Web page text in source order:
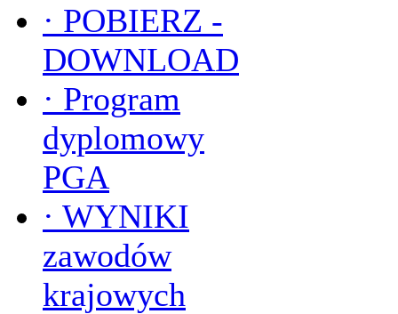
· POBIERZ -
DOWNLOAD
· Program
dyplomowy
PGA
· WYNIKI
zawodów
krajowych